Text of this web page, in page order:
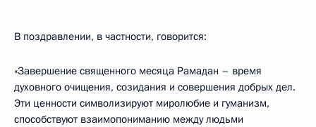
В поздравлении, в частности, говорится:
«Завершение священного месяца Рамадан – время
духовного очищения, созидания и совершения добрых дел.
Эти ценности символизируют миролюбие и гуманизм,
способствуют взаимопониманию между людьми